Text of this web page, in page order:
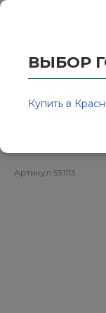
Колор-
Клей для
Артикул 531113
ВЫБОР
Купить в